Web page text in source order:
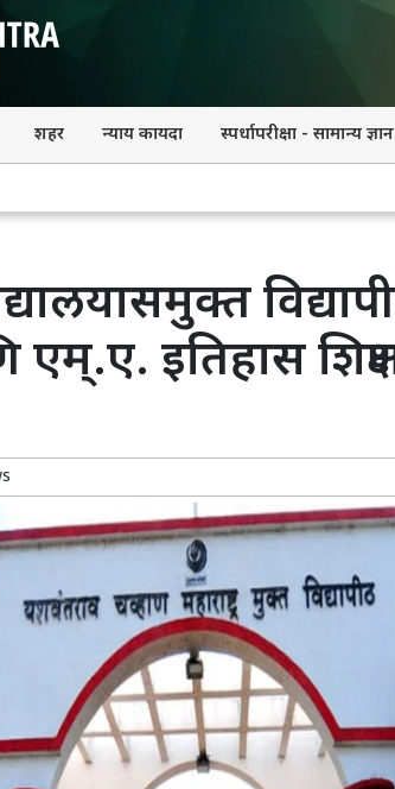
शहर न्याय कायदा स्पर्धापरीक्षा - सामान्य ज्ञान
इतिहास